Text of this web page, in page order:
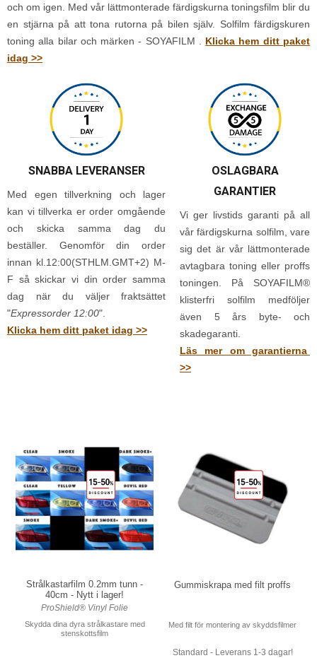
och om igen. Med vår lättmonterade färdigskurna toningsfilm blir du
en stjärna på att tona rutorna på bilen själv. Solfilm färdigskuren
toning alla bilar och märken - SOYAFILM . Klicka hem ditt paket
idag >>
SNABBA LEVERANSER
Med egen tillverkning och lager
kan vi tillverka er order omgående
och skicka samma dag du
beställer. Genomför din order
innan kl.12:00(STHLM.GMT+2) M-
F så skickar vi din order samma
dag när du väljer fraktsättet
"Expressorder 12:00".
Klicka hem ditt paket idag >>
OSLAGBARA
GARANTIER
Vi ger livstids garanti på all
vår färdigskurna solfilm, vare
sig det är vår lättmonterade
avtagbara toning eller proffs
toningen. På SOYAFILM®
klisterfri solfilm medföljer
även 5 års byte- och
skadegaranti.
Läs mer om garantierna
>>
Strålkastarfilm 0.2mm tunn -
40cm - Nytt i lager!
ProShield® Vinyl Folie
Skydda dina dyra strålkastare med
stenskottsfilm
Gummiskrapa med filt proffs
Med filt för montering av skyddsfilmer
Standard - Leverans 1-3 dagar!